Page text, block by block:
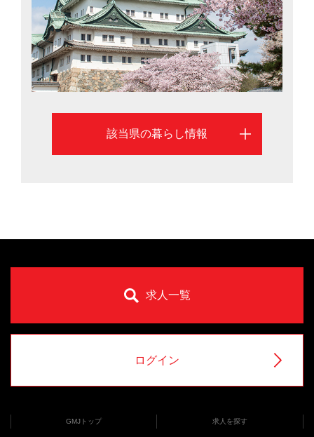
に短縮。名古屋市を中心に、愛知県での暮らしを考える
際に役立つ移住情報を掲載しています。
該当県の暮らし情報
求人一覧
ログイン
GMJトップ 求人を探す